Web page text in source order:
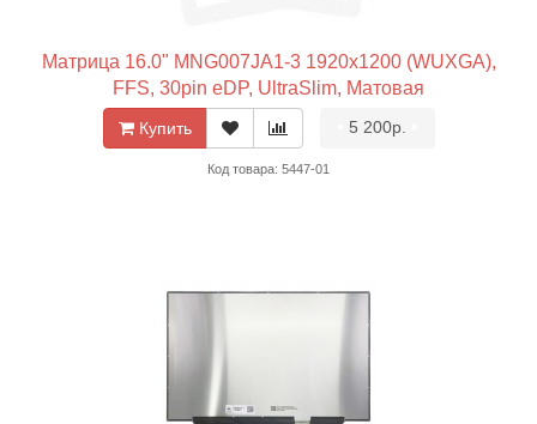
Матрица 16.0" MNG007JA1-3 1920x1200 (WUXGA),
FFS, 30pin eDP, UltraSlim, Матовая
Купить 5 200р.
Код товара: 5447-01